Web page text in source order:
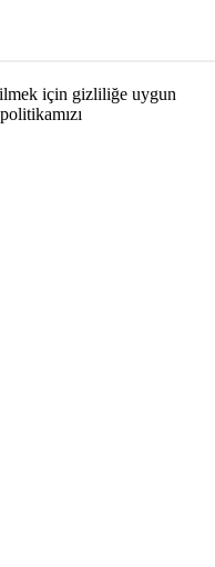
için gizliliğe uygun